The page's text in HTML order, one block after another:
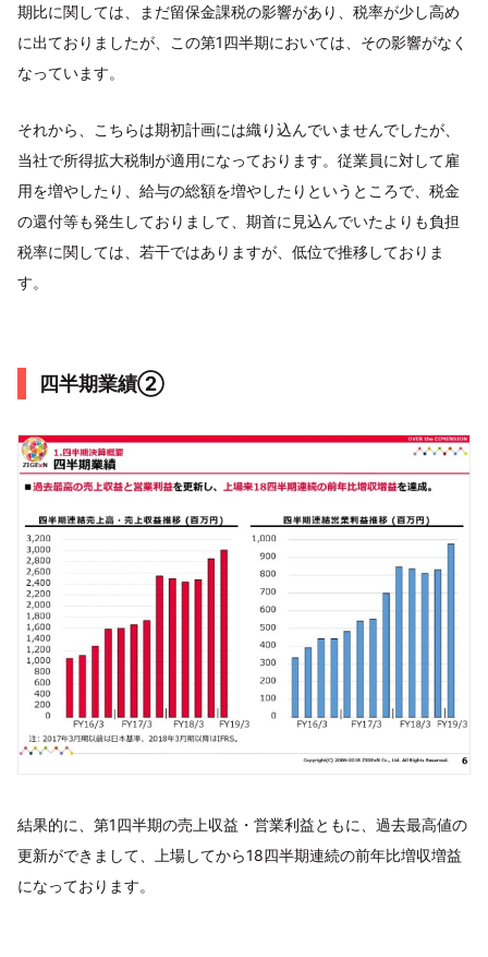
期比に関しては、まだ留保金課税の影響があり、税率が少し高め
に出ておりましたが、この第1四半期においては、その影響がなく
なっています。
それから、こちらは期初計画には織り込んでいませんでしたが、
当社で所得拡大税制が適用になっております。従業員に対して雇
用を増やしたり、給与の総額を増やしたりというところで、税金
の還付等も発生しておりまして、期首に見込んでいたよりも負担
税率に関しては、若干ではありますが、低位で推移しておりま
す。
四半期業績②
結果的に、第1四半期の売上収益・営業利益ともに、過去最高値の
更新ができまして、上場してから18四半期連続の前年比増収増益
になっております。